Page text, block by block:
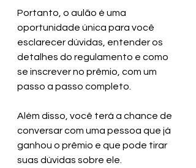
Portanto, o aulão é uma
oportunidade única para você
esclarecer dúvidas, entender os
detalhes do regulamento e como
se inscrever no prêmio, com um
passo a passo completo.
Além disso, você terá a chance de
conversar com uma pessoa que já
ganhou o prêmio e que pode tirar
suas dúvidas sobre ele.